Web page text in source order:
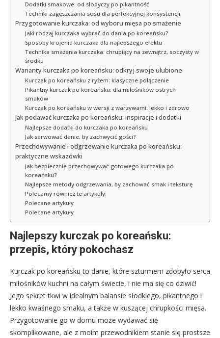
Dodatki smakowe: od słodyczy po pikantność
Techniki zagęszczania sosu dla perfekcyjnej konsystencji
Przygotowanie kurczaka: od wyboru mięsa po smażenie
Jaki rodzaj kurczaka wybrać do dania po koreańsku?
Sposoby krojenia kurczaka dla najlepszego efektu
Technika smażenia kurczaka: chrupiący na zewnątrz, soczysty w
środku
Warianty kurczaka po koreańsku: odkryj swoje ulubione
Kurczak po koreańsku z ryżem: klasyczne połączenie
Pikantny kurczak po koreańsku: dla miłośników ostrych
smaków
Kurczak po koreańsku w wersji z warzywami: lekko i zdrowo
Jak podawać kurczaka po koreańsku: inspiracje i dodatki
Najlepsze dodatki do kurczaka po koreańsku
Jak serwować danie, by zachwycić gości?
Przechowywanie i odgrzewanie kurczaka po koreańsku:
praktyczne wskazówki
Jak bezpiecznie przechowywać gotowego kurczaka po
koreańsku?
Najlepsze metody odgrzewania, by zachować smak i teksturę
Polecamy również te artykuły:
Polecane artykuły
Polecane artykuły
Najlepszy kurczak po koreańsku:
przepis, który pokochasz
Kurczak po koreańsku to danie, które szturmem zdobyło serca
miłośników kuchni na całym świecie, i nie ma się co dziwić!
Jego sekret tkwi w idealnym balansie słodkiego, pikantnego i
lekko kwaśnego smaku, a także w kuszącej chrupkości mięsa.
Przygotowanie go w domu może wydawać się
skomplikowane, ale z moim przewodnikiem stanie się prostsze